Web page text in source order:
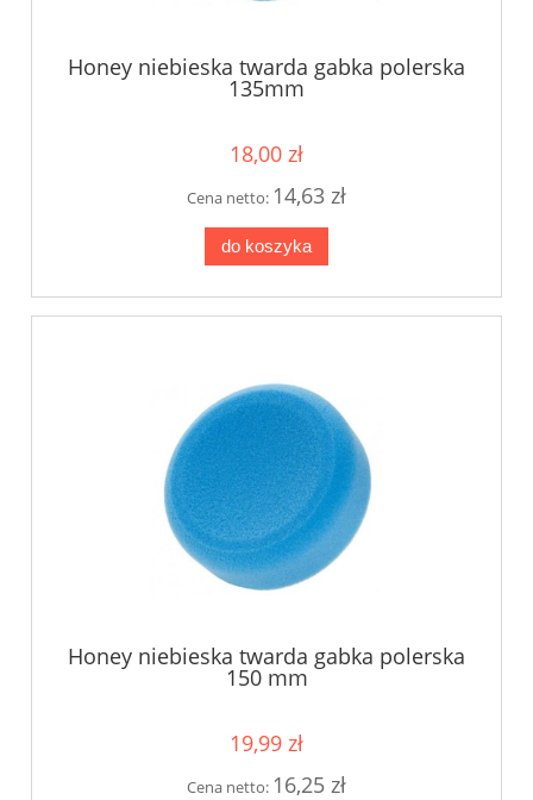
Honey niebieska twarda gabka polerska
135mm
18,00 zł
Cena netto: 14,63 zł
do koszyka
Honey niebieska twarda gabka polerska
150 mm
19,99 zł
Cena netto: 16,25 zł